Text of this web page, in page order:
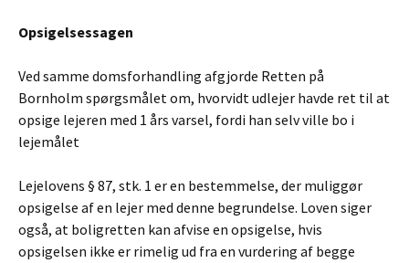
Opsigelsessagen
Ved samme domsforhandling afgjorde Retten på
Bornholm spørgsmålet om, hvorvidt udlejer havde ret til at
opsige lejeren med 1 års varsel, fordi han selv ville bo i
lejemålet
Lejelovens § 87, stk. 1 er en bestemmelse, der muliggør
opsigelse af en lejer med denne begrundelse. Loven siger
også, at boligretten kan afvise en opsigelse, hvis
opsigelsen ikke er rimelig ud fra en vurdering af begge